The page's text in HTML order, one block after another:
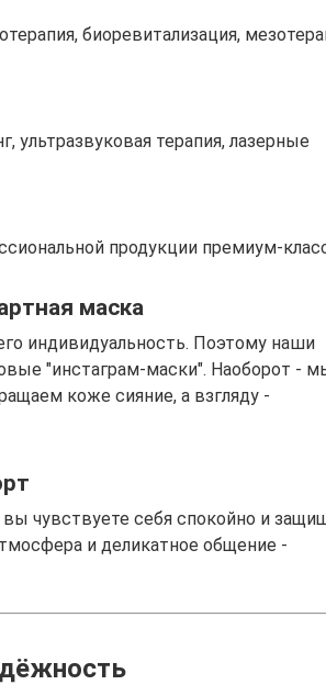
биоревитализация,
ультразвуковая терапия, лазерные
продукции премиум-
маска
индивидуальность. Поэтому наши
"инстаграм-маски". Наоборот -
коже сияние, а взгляду -
чувствуете себя спокойно и
и деликатное общение -